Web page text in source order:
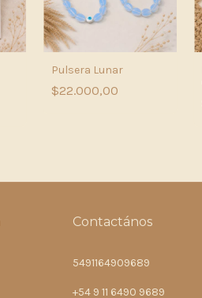
Pulsera Lunar
$22.000,00
Contactános
5491164909689
+54 9 11 6490 9689